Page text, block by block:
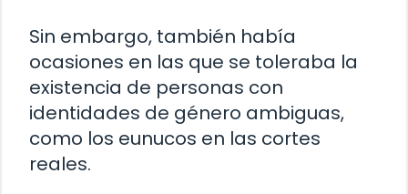
Sin embargo, también había
ocasiones en las que se toleraba la
existencia de personas con
identidades de género ambiguas,
como los eunucos en las cortes
reales.